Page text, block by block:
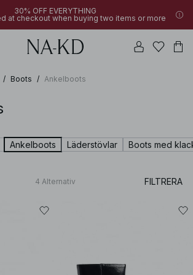
30% OFF EVERYTHING
at checkout when buying two items or more
/ Boots / Ankelboots
Ankelboots Läderstövlar Boots med
4 Alternativ FILTRERA